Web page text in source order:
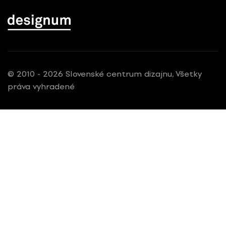
© 2010 - 2026 Slovenské centrum dizajnu, Všetky
práva vyhradené